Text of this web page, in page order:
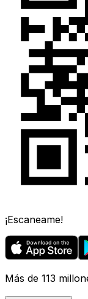
¡Escaneame!
Más de 113